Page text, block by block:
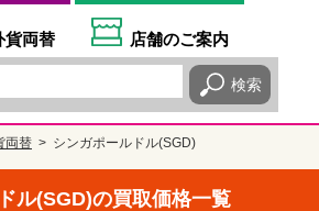
貨両替 店舗のご案内
検索
両替 シンガポールドル(SGD)
ル(SGD)の買取価格一覧